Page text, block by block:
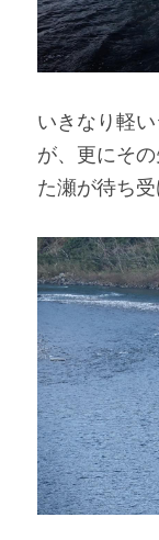
いきなり軽
が、更にそ
た瀬が待ち受